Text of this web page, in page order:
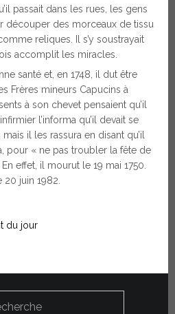
passait dans les rues, les gens
découper des morceaux de tissu
reliques. Il s’y soustrayait
accomplit les miracles.
santé et, en 1748, il dut être
Frères mineurs Capucins à
à son chevet pensaient qu’il
l’informa qu’il devait se
il les rassura en disant qu’il
pour « ne pas troubler la fête de
effet, il mourut le 19 mai 1750.
20 juin 1982.
du jour